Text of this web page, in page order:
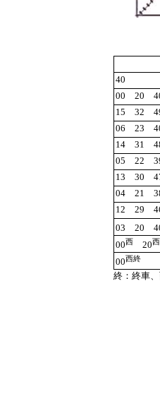
40
00 20
15 32
06 23
14 31
05 22
13 30
04 21
12 29
03 20
00西 20西
00西終
終：終車